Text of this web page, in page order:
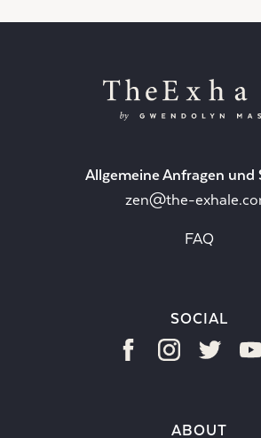
Allgemeine Anfragen und
zen@the-
FAQ
SOCIAL
ABOUT